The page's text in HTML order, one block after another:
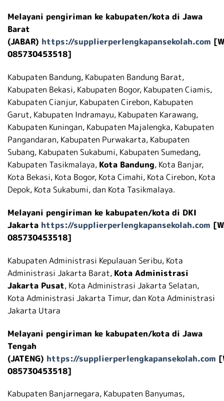
Melayani pengiriman ke kabupaten/kota di Jawa
Barat
(JABAR) https://supplierperlengkapansekolah.com
085730453518]
Kabupaten Bandung, Kabupaten Bandung Barat,
Kabupaten Bekasi, Kabupaten Bogor, Kabupaten Ciamis,
Kabupaten Cianjur, Kabupaten Cirebon, Kabupaten
Garut, Kabupaten Indramayu, Kabupaten Karawang,
Kabupaten Kuningan, Kabupaten Majalengka, Kabupaten
Pangandaran, Kabupaten Purwakarta, Kabupaten
Subang, Kabupaten Sukabumi, Kabupaten Sumedang,
Kabupaten Tasikmalaya, Kota Bandung, Kota Banjar,
Kota Bekasi, Kota Bogor, Kota Cimahi, Kota Cirebon, Kota
Depok, Kota Sukabumi, dan Kota Tasikmalaya.
Melayani pengiriman ke kabupaten/kota di DKI
Jakarta https://supplierperlengkapansekolah.com
085730453518]
Kabupaten Administrasi Kepulauan Seribu, Kota
Administrasi Jakarta Barat, Kota Administrasi
Jakarta Pusat, Kota Administrasi Jakarta Selatan,
Kota Administrasi Jakarta Timur, dan Kota Administrasi
Jakarta Utara
Melayani pengiriman ke kabupaten/kota di Jawa
Tengah
(JATENG) https://supplierperlengkapansekolah.com
085730453518]
Kabupaten Banjarnegara, Kabupaten Banyumas,